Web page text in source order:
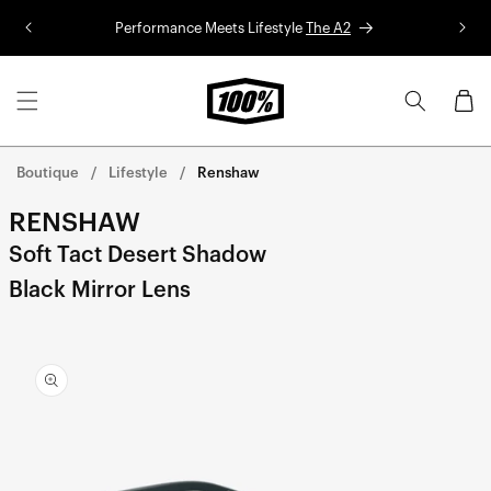
Performance Meets Lifestyle The A2
Panier
Boutique Lifestyle Renshaw
RENSHAW
Soft Tact Desert Shadow
Black Mirror Lens
informations
sur le